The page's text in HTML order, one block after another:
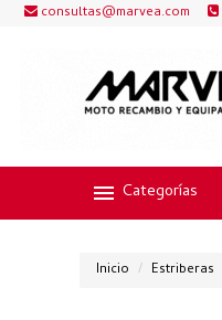
consultas@marvea.com
Categorías
Inicio Estriberas